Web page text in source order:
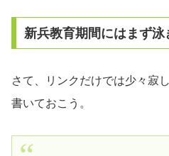
新兵教育期間にはまず泳
さて、リンクだけでは少々寂
書いておこう。